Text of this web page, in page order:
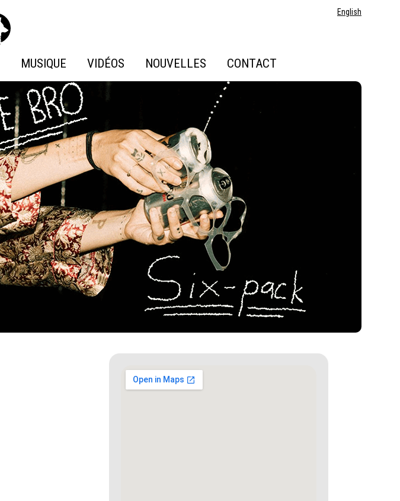
Records
MUSIQUE VIDÉOS NOUVELLES CONTACT
English